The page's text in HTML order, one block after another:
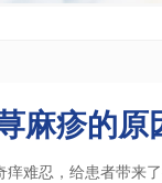
麻疹的原
痒难忍，给患者带来